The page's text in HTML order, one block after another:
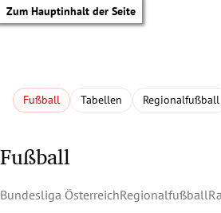
Zum Hauptinhalt der Seite
Fußball Tabellen Regionalfußball
Fußball
Bundesliga ÖsterreichRegionalfußball